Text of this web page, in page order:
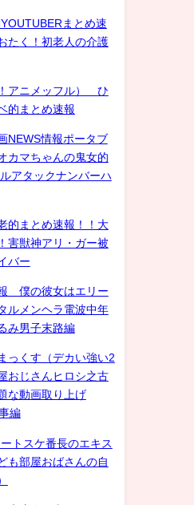
まとめ速
たく！初老人の介護
アニメッフル） ひ
的まとめ速報
NEWS情報ポータブ
カマちゃんの鬼女的
アタックナンバーハ
的まとめ速報！！大
害獣神アリ・ガー被
バー
僕の彼女はエリー
ルメンヘラ電波中年
み男子末路編
っくす（デカい強い2
おじさんヒロシ之古
な動画取り上げ
編
トスケ番長のエキス
も部屋おばさんの自